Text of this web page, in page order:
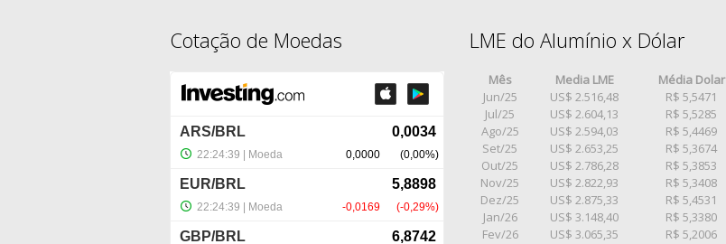
Cotação de Moedas LME do Alumínio x Dólar
Mês Media LME
Média Dolar
Jun/25
US$ 2.516,48
R$ 5,5471
Jul/25
US$ 2.604,13
R$ 5,5285
Ago/25
US$ 2.594,03
R$ 5,4469
Set/25
US$ 2.653,25
R$ 5,3674
Out/25
US$ 2.786,28
R$ 5,3853
Nov/25
US$ 2.822,93
R$ 5,3408
Dez/25
US$ 2.875,33
R$ 5,4531
Jan/26
US$ 3.148,40
R$ 5,3380
Fev/26
US$ 3.065,35
R$ 5,2006